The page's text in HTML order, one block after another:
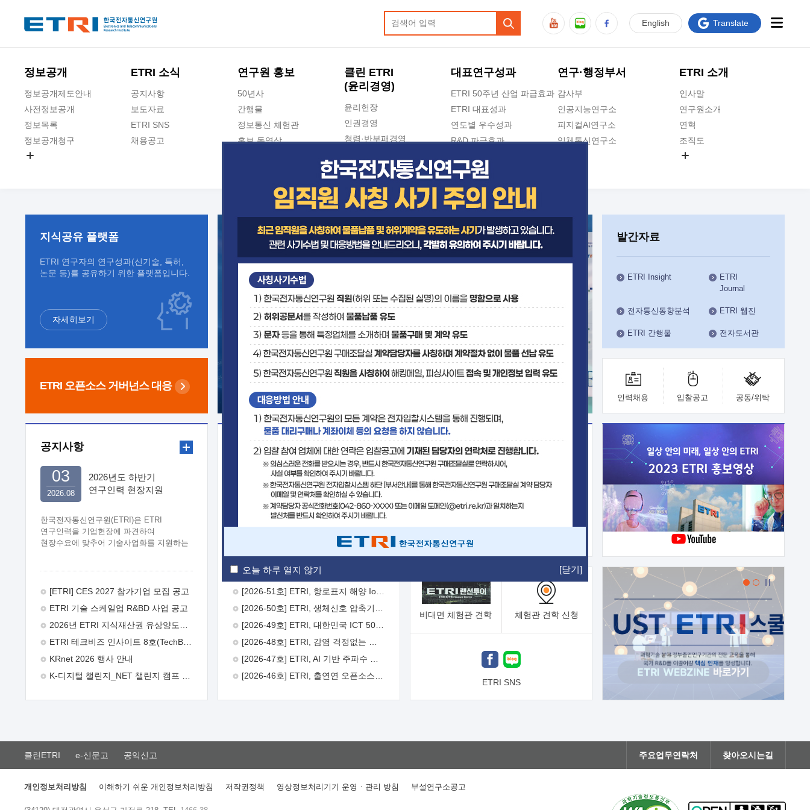
오늘 하루 열지 않기 [닫기]
정보공개
정보공개제도안내
사전정보공개
정보목록
정보공개청구
ETRI 소식
공지사항
보도자료
ETRI SNS
채용공고
연구원 홍보
50년사
간행물
정보통신 체험관
홍보 동영상
클린 ETRI
(윤리경영)
윤리헌장
인권경영
청렴·반부패경영
청렴포털 신고
수의계약 현황
부패징계 현황
감사결과공개
대표연구성과
ETRI 50주년 산업 파급효과
ETRI 대표성과
연도별 우수성과
R&D 파급효과
지식공유플랫폼
연구·행정부서
감사부
인공지능연구소
피지컬AI연구소
입체통신연구소
인공지능안전연구소
우주항공반도체전략연구단
대경권연구본부
호남권연구본부
기획본부
사업화본부
행정본부
대외협력부
ETRI 소개
인사말
연구원소개
연혁
조직도
ETRI CI
English Translate
지식공유 플랫폼
ETRI 연구자의 연구성과(신기술, 특허,
논문 등)를 공유하기 위한 플랫폼입니다.
자세히보기
ETRI 오픈소스 거버넌스 대응
발간자료
ETRI Insight
ETRI
Journal
전자통신동향분석 ETRI 웹진
ETRI 간행물 전자도서관
인력채용 입찰공고 공동/위탁
공지사항
2026년도 하반기
연구인력 현장지원
한국전자통신연구원(ETRI)은 ETRI
연구인력을 기업현장에 파견하여
현장수요에 맞추어 기술사업화를 지원하는
주시기 바랍니다. 2026년 8월
추진목적: ETRI 인력을 기업현장에 파견.
기술지원을 실시함으로써 ETRI 개발기술의
극대화하고, 지원기업을 강견기업으로
육성하고자 함.  신청자격: ETRI
ETRI 창업/연구소기업, 기술이전/출자기업
(2 ~ 3년차) 연봉의 40%  추진일정(1)
희망기업 신청/접수(2)희망인력-희망기업
매칭(3)현장조사/ 선정(심의)(4)협약체결
26일 9월초순 9월 중순 10월 이후*
2026.08
03
[ETRI] CES 2027 참가기업 모집 공고
ETRI 기술 스케일업 R&BD 사업 공고
ETRI 테크비즈 인사이트 8호(TechBiz Insight Vol.8) 발간
KRnet 2026 행사 안내
보도자료
[2026-52호] ETRI, ITU-T 자율주행차 국제표준화 주도한다
기술사업화플랫폼/기술이전
기술예고 중소기업 지원
보유특허 이전가능 기술
융합기술연구생산센터 반도체실험실
비대면 체험관 견학 체험관 견학 신청
ETRI SNS
클린ETRI e-신문고 공익신고 주요업무연락처 찾아오시는길
개인정보처리방침 이해하기 쉬운 개인정보처리방침 저작권정책 영상정보처리기기 운영ㆍ관리 방침 부설연구소공고